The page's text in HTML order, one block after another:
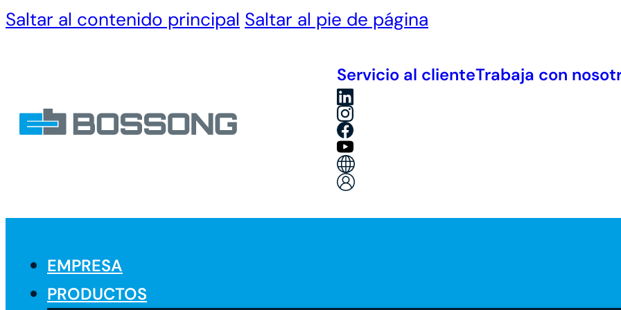
Saltar al contenido principal Saltar al pie de página
Servicio al clienteTrabaja con
EMPRESA
PRODUCTOS